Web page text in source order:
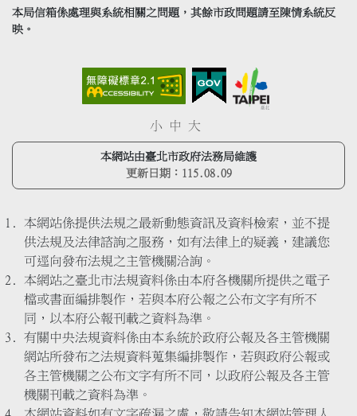
本局信箱係處理與系統相關之問題，其餘市政問題請至陳情系統反
映。
小 中 大
本網站由臺北市政府法務局維護
更新日期： 115.08.09
本網站係提供法規之最新動態資訊及資料檢索，並不提
供法規及法律諮詢之服務，如有法律上的疑義，建議您
可逕向發布法規之主管機關洽詢。
本網站之臺北市法規資料係由本府各機關所提供之電子
檔或書面編排製作，若與本府公報之公布文字有所不
同，以本府公報刊載之資料為準。
有關中央法規資料係由本系統於政府公報及各主管機關
網站所發布之法規資料蒐集編排製作，若與政府公報或
各主管機關之公布文字有所不同，以政府公報及各主管
機關刊載之資料為準。
本網站資料如有文字疏漏之處，敬請告知本網站管理人